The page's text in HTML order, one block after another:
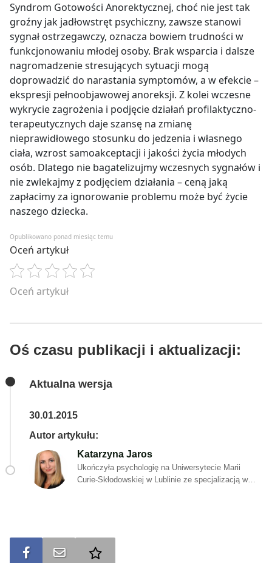
Syndrom Gotowości Anorektycznej, choć nie jest tak
groźny jak jadłowstręt psychiczny, zawsze stanowi
sygnał ostrzegawczy, oznacza bowiem trudności w
funkcjonowaniu młodej osoby. Brak wsparcia i dalsze
nagromadzenie stresujących sytuacji mogą
doprowadzić do narastania symptomów, a w efekcie –
ekspresji pełnoobjawowej anoreksji. Z kolei wczesne
wykrycie zagrożenia i podjęcie działań profilaktyczno-
terapeutycznych daje szansę na zmianę
nieprawidłowego stosunku do jedzenia i własnego
ciała, wzrost samoakceptacji i jakości życia młodych
osób. Dlatego nie bagatelizujmy wczesnych sygnałów i
nie zwlekajmy z podjęciem działania – ceną jaką
zapłacimy za ignorowanie problemu może być życie
naszego dziecka.
Opublikowano ponad miesiąc temu
Oceń artykuł
Oceń artykuł
Oś czasu publikacji i aktualizacji:
Aktualna wersja
30.01.2015
Autor artykułu:
Katarzyna Jaros
Ukończyła psychologię na Uniwersytecie Marii
Curie-Skłodowskiej w Lublinie ze specjalizacją w
Nauk Społecznych w Lublinie. Obecnie pracuje jako
psycholog w SZOH Hospicjum Dobrego
Udostępnij na FBWyślij na e-mail